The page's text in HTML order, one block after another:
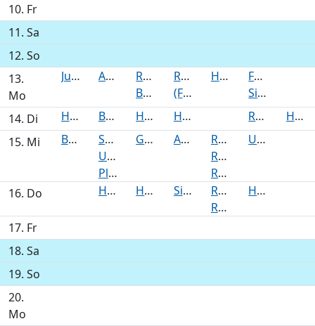
10. Fr
11. Sa
12. So
13.
Mo
Jugendhilfeausschuss Ausschuss für Klimaschutz, Umwelt und Verbraucherschutz
Regionalausschuss Stellingen/Eidelstedt
Bauanträge Kerngebiet
Regionalausschuss Barmbek-Uhlenhorst-Hohenfelde-Dulsberg
(FOLAG) Unterausschuss Bau des Regionalausschusses Langenhorn-Fuhlsbüttel-Ohlsdorf-Alsterdorf-Groß Borstel (nichtöffentlich)
Hauptausschuss
Fachausschuss für Verkehr und Inneres
Sitzung des Seniorenbeirates
14. Di
Hauptausschuss Bauausschuss Haushalt, Kultur und Sport Hauptausschuss Regionalausschuss
Hauptausschuss
15. Mi
Bauausschuss
Sonderausschuss Science City Bahrenfeld
Unterausschuss Haushaltsangelegenheiten (JHA)
Planungsausschuss
Grün, Nachhaltigkeit, Umwelt, Verbraucherschutz, Wirtschaft und Digitalisierung Ausschuss für Klimaschutz, Umwelt und Mobilität
Regionalausschuss Alstertal
Regionalausschuss Kerngebiet Wandsbek
Regionalausschuss Rahlstedt
Umweltausschuss
16. Do Hauptausschuss Hauptausschuss Sitzung des Stadtentwicklungsausschusses (Bedarfstermin)
Regionalausschuss Bramfeld-Steilshoop-Farmsen-Berne
Regionalausschuss Walddörfer
Hauptausschuss
17. Fr
18. Sa
19. So
20.
Mo